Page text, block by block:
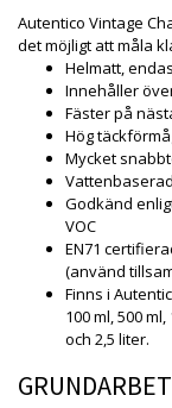
Autentico Vintage
det möjligt att måla
Helmatt,
Innehåller
Fäster på
Hög
Mycket
Godkänd
VOC
EN71
(använd
Finns i
100 ml, 500
och 2,5 liter.